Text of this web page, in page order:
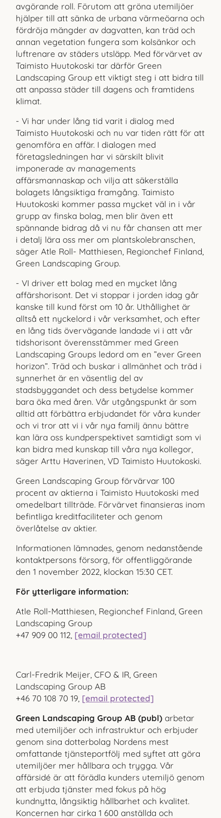
avgörande roll. Förutom att gröna utemiljöer
hjälper till att sänka de urbana värmeöarna och
fördröja mängder av dagvatten, kan träd och
annan vegetation fungera som kolsänkor och
luftrenare av städers utsläpp. Med förvärvet av
Taimisto Huutokoski tar därför Green
Landscaping Group ett viktigt steg i att bidra till
att anpassa städer till dagens och framtidens
klimat.
- Vi har under lång tid varit i dialog med
Taimisto Huutokoski och nu var tiden rätt för att
genomföra en affär. I dialogen med
företagsledningen har vi särskilt blivit
imponerade av managements
affärsmannaskap och vilja att säkerställa
bolagets långsiktiga framgång. Taimisto
Huutokoski kommer passa mycket väl in i vår
grupp av finska bolag, men blir även ett
spännande bidrag då vi nu får chansen att mer
i detalj lära oss mer om plantskolebranschen,
säger Atle Roll- Matthiesen, Regionchef Finland,
Green Landscaping Group.
- VI driver ett bolag med en mycket lång
affärshorisont. Det vi stoppar i jorden idag går
kanske till kund först om 10 år. Uthållighet är
alltså ett nyckelord i vår verksamhet, och efter
en lång tids övervägande landade vi i att vår
tidshorisont överensstämmer med Green
Landscaping Groups ledord om en ”ever Green
horizon”. Träd och buskar i allmänhet och träd i
synnerhet är en väsentlig del av
stadsbyggandet och dess betydelse kommer
bara öka med åren. Vår utgångspunkt är som
alltid att förbättra erbjudandet för våra kunder
och vi tror att vi i vår nya familj ännu bättre
kan lära oss kundperspektivet samtidigt som vi
kan bidra med kunskap till våra nya kollegor,
säger Arttu Haverinen, VD Taimisto Huutokoski.
Green Landscaping Group förvärvar 100
procent av aktierna i Taimisto Huutokoski med
omedelbart tillträde. Förvärvet finansieras inom
befintliga kreditfaciliteter och genom
överlåtelse av aktier.
Informationen lämnades, genom nedanstående
kontaktpersons försorg, för offentliggörande
den 1 november 2022, klockan 15:30 CET.
För ytterligare information:
Atle Roll-Matthiesen, Regionchef Finland, Green
Landscaping Group
+47 909 00 112, [email protected]
Carl-Fredrik Meijer, CFO & IR, Green
Landscaping Group AB
+46 70 108 70 19, [email protected]
Green Landscaping Group AB (publ) arbetar
med utemiljöer och infrastruktur och erbjuder
genom sina dotterbolag Nordens mest
omfattande tjänsteportfölj med syftet att göra
utemiljöer mer hållbara och trygga. Vår
affärsidé är att förädla kunders utemiljö genom
att erbjuda tjänster med fokus på hög
kundnytta, långsiktig hållbarhet och kvalitet.
Koncernen har cirka 1 600 anställda och